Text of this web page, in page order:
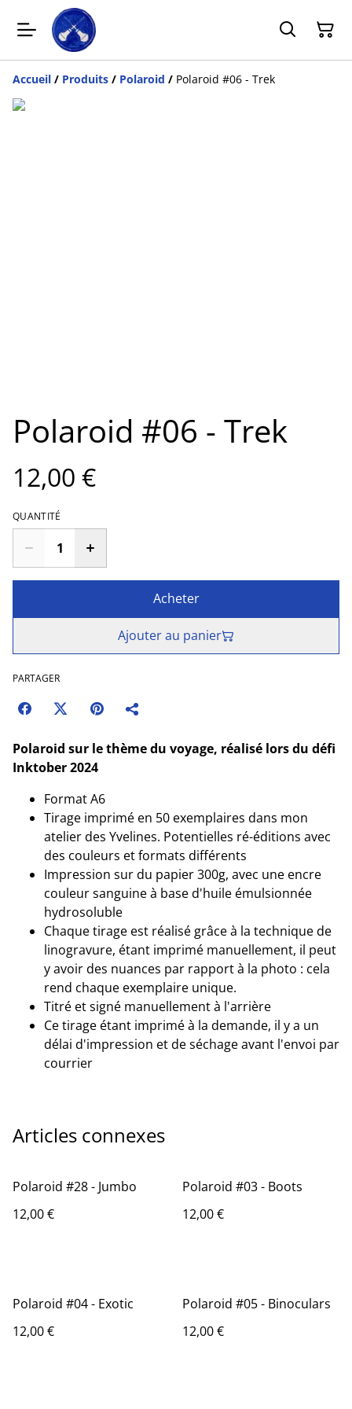
Accueil / Produits / Polaroid / Polaroid #06 - Trek
Polaroid #06 - Trek
12,00 €
QUANTITÉ
Acheter
Ajouter au panier
PARTAGER
Polaroid sur le thème du voyage, réalisé lors du défi
Inktober 2024
Format A6
Tirage imprimé en 50 exemplaires dans mon
atelier des Yvelines. Potentielles ré-éditions avec
des couleurs et formats différents
Impression sur du papier 300g, avec une encre
couleur sanguine à base d'huile émulsionnée
hydrosoluble
Chaque tirage est réalisé grâce à la technique de
linogravure, étant imprimé manuellement, il peut
y avoir des nuances par rapport à la photo : cela
rend chaque exemplaire unique.
Titré et signé manuellement à l'arrière
Ce tirage étant imprimé à la demande, il y a un
délai d'impression et de séchage avant l'envoi par
courrier
Articles connexes
Polaroid #28 - Jumbo
12,00 €
Polaroid #03 - Boots
12,00 €
Polaroid #04 - Exotic
12,00 €
Polaroid #05 - Binoculars
12,00 €